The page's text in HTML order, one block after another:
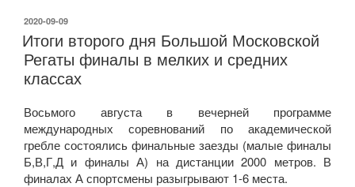
ОПУБЛИКОВАНО
2020-09-09
Итоги второго дня Большой Московской
Регаты финалы в мелких и средних
классах
Восьмого августа в вечерней программе
международных соревнований по академической
гребле состоялись финальные заезды (малые финалы
Б,В,Г,Д и финалы А) на дистанции 2000 метров. В
финалах А спортсмены разыгрывают 1-6 места.